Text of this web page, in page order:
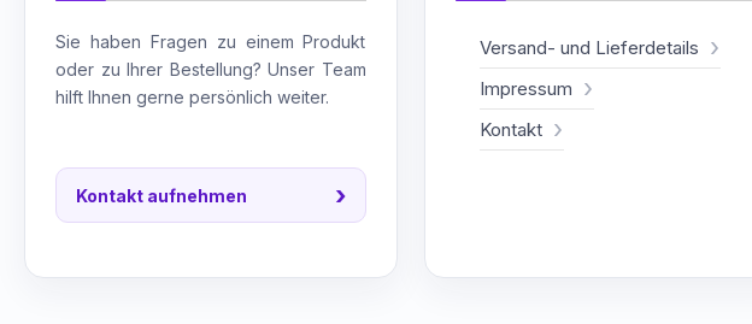
Sie haben Fragen zu einem Produkt
oder zu Ihrer Bestellung? Unser Team
hilft Ihnen gerne persönlich weiter.
Kontakt aufnehmen ›
Versand- und Lieferdetails
Impressum
Kontakt